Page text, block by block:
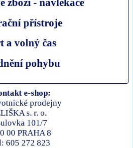
zboží - navlékače
přístroje
a volný čas
pohybu
e-shop:
prodejny
s. r. o.
101/7
00 PRAHA 8
605 272 823